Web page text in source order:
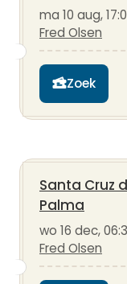
ma 10 aug,
Fred Olsen
Zoek
Santa Cruz
Palma
wo 16 dec,
Fred Olsen